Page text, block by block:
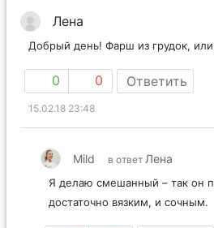
Лена
Добрый день! Фарш из грудок, или
0 0 Ответить
15.02.18 23:48
Mild в ответ Лена
Я делаю смешанный – так он
достаточно вязким, и сочным.